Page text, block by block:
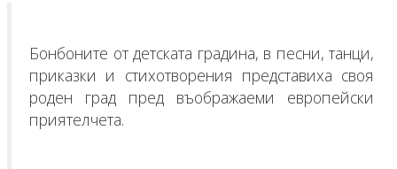
Бонбоните от детската градина, в песни, танци,
приказки и стихотворения представиха своя
роден град пред въображаеми европейски
приятелчета.